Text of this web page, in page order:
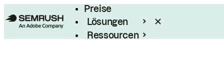
Preise
Lösungen
Ressourcen